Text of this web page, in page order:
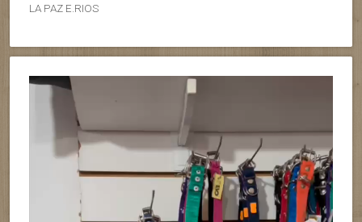
LA PAZ E.RIOS
Reproductor